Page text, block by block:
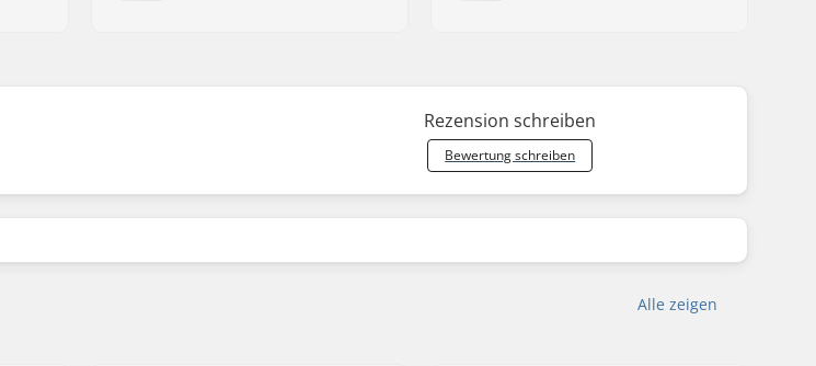
Rezension schreiben
Bewertung schreiben
Alle zeigen